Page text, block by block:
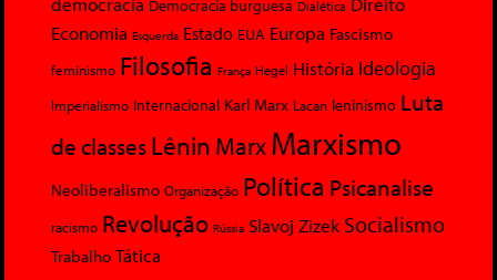
Democracia burguesa Dialética
Economia Esquerda Estado EUA Europa Fascismo
feminismo Filosofia França Hegel História Ideologia
Imperialismo Internacional Karl Marx Lacan leninismo Luta
de classesLênin MarxMarxismo
Neoliberalismo Organização Política Psicanalise
racismo Revolução Rússia Slavoj Zizek Socialismo
Trabalho Tática